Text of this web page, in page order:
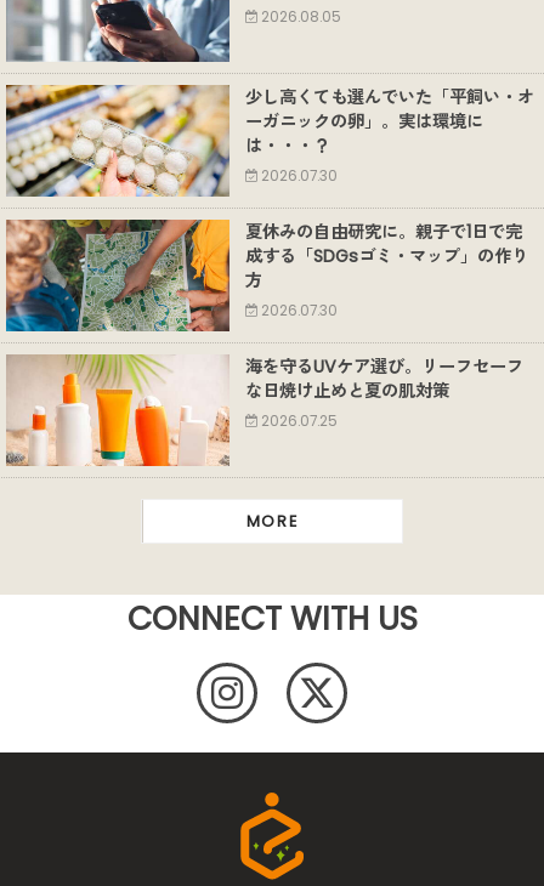
2026.08.05
少し高くても選んでいた「平飼い・オ
ーガニックの卵」。実は環境に
は・・・？
2026.07.30
夏休みの自由研究に。親子で1日で完
成する「SDGsゴミ・マップ」の作り
方
2026.07.30
海を守るUVケア選び。リーフセーフ
な日焼け止めと夏の肌対策
2026.07.25
MORE
CONNECT WITH US